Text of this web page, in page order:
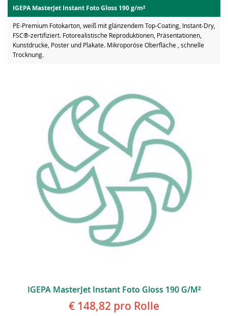
IGEPA MasterJet Instant Foto Gloss 190 g/m²
PE-Premium Fotokarton, weiß mit glänzendem Top-Coating, Instant-Dry,
FSC®-zertifiziert. Fotorealistische Reproduktionen, Präsentationen,
Kunstdrucke, Poster und Plakate. Mikroporöse Oberfläche , schnelle
Trocknung.
IGEPA MasterJet Instant Foto Gloss 190 G/m²
€ 148,82 pro Rolle